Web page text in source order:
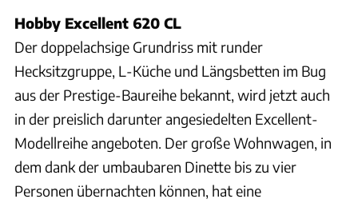
Hobby Excellent 620 CL
Der doppelachsige Grundriss mit runder
Hecksitzgruppe, L-Küche und Längsbetten im Bug
aus der Prestige-Baureihe bekannt, wird jetzt auch
in der preislich darunter angesiedelten Excellent-
Modellreihe angeboten. Der große Wohnwagen, in
dem dank der umbaubaren Dinette bis zu vier
Personen übernachten können, hat eine